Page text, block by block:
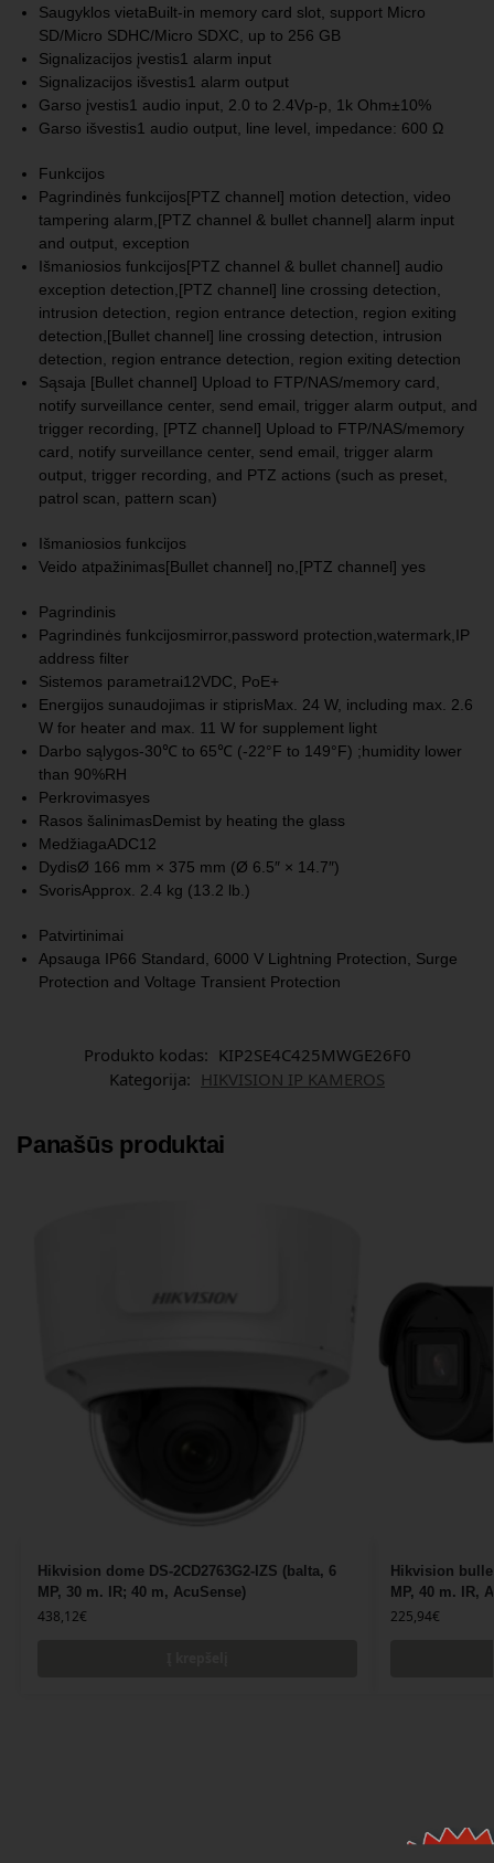
Saugyklos vietaBuilt-in memory card slot, support Micro
SD/Micro SDHC/Micro SDXC, up to 256 GB
Signalizacijos įvestis1 alarm input
Signalizacijos išvestis1 alarm output
Garso įvestis1 audio input, 2.0 to 2.4Vp-p, 1k Ohm±10%
Garso išvestis1 audio output, line level, impedance: 600 Ω
Funkcijos
Pagrindinės funkcijos[PTZ channel] motion detection, video
tampering alarm,[PTZ channel & bullet channel] alarm input
and output, exception
Išmaniosios funkcijos[PTZ channel & bullet channel] audio
exception detection,[PTZ channel] line crossing detection,
intrusion detection, region entrance detection, region exiting
detection,[Bullet channel] line crossing detection, intrusion
detection, region entrance detection, region exiting detection
Sąsaja [Bullet channel] Upload to FTP/NAS/memory card,
notify surveillance center, send email, trigger alarm output, and
trigger recording, [PTZ channel] Upload to FTP/NAS/memory
card, notify surveillance center, send email, trigger alarm
output, trigger recording, and PTZ actions (such as preset,
patrol scan, pattern scan)
Išmaniosios funkcijos
Veido atpažinimas[Bullet channel] no,[PTZ channel] yes
Pagrindinis
Pagrindinės funkcijosmirror,password protection,watermark,IP
address filter
Sistemos parametrai12VDC, PoE+
Energijos sunaudojimas ir stiprisMax. 24 W, including max. 2.6
W for heater and max. 11 W for supplement light
Darbo sąlygos-30℃ to 65℃ (-22°F to 149°F) ;humidity lower
than 90%RH
Perkrovimasyes
Rasos šalinimasDemist by heating the glass
MedžiagaADC12
DydisØ 166 mm × 375 mm (Ø 6.5″ × 14.7″)
SvorisApprox. 2.4 kg (13.2 lb.)
Patvirtinimai
Apsauga IP66 Standard, 6000 V Lightning Protection, Surge
Protection and Voltage Transient Protection
Produkto kodas: KIP2SE4C425MWGE26F0
Kategorija: HIKVISION IP KAMEROS
Panašūs produktai
Hikvision dome DS-2CD2763G2-IZS (balta, 6
MP, 30 m. IR; 40 m, AcuSense)
438,12€
Hikvision
MP, 40 m. IR,
225,94€